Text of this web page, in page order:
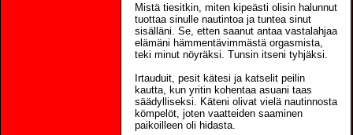
Mistä tiesitkin, miten kipeästi olisin halunnut
tuottaa sinulle nautintoa ja tuntea sinut
sisälläni. Se, etten saanut antaa vastalahjaa
elämäni hämmentävimmästä orgasmista,
teki minut nöyräksi. Tunsin itseni tyhjäksi.
Irtauduit, pesit kätesi ja katselit peilin
kautta, kun yritin kohentaa asuani taas
säädylliseksi. Käteni olivat vielä nautinnosta
kömpelöt, joten vaatteiden saaminen
paikoilleen oli hidasta.